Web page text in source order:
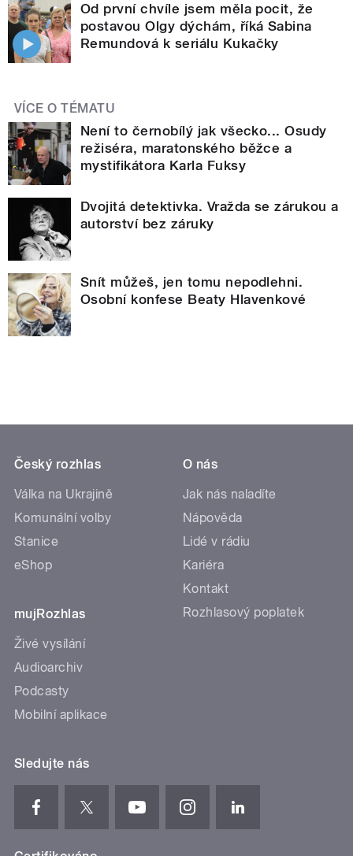
Od první chvíle jsem měla pocit, že
postavou Olgy dýchám, říká Sabina
Remundová k seriálu Kukačky
VÍCE O TÉMATU
Není to černobílý jak všecko... Osudy
režiséra, maratonského běžce a
mystifikátora Karla Fuksy
Dvojitá detektivka. Vražda se zárukou a
autorství bez záruky
Snít můžeš, jen tomu nepodlehni.
Osobní konfese Beaty Hlavenkové
Český rozhlas
Válka na Ukrajině
Komunální volby
Stanice
eShop
mujRozhlas
Živé vysílání
Audioarchiv
Podcasty
Mobilní aplikace
O nás
Jak nás naladíte
Nápověda
Lidé v rádiu
Kariéra
Kontakt
Rozhlasový poplatek
Sledujte nás